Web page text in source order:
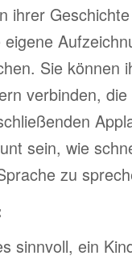
ihrer
Sie können
verbinden,
sein, wie
zu
sinnvoll, ein